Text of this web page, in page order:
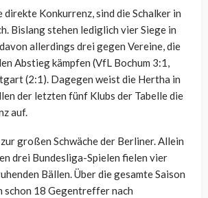
direkte Konkurrenz, sind die Schalker in
Bislang stehen lediglich vier Siege in
allerdings drei gegen Vereine, die
Abstieg kämpfen (VfL Bochum 3:1,
(2:1). Dagegen weist die Hertha in
der letzten fünf Klubs der Tabelle die
auf.
großen Schwäche der Berliner. Allein
drei Bundesliga-Spielen fielen vier
Bällen. Über die gesamte Saison
schon 18 Gegentreffer nach